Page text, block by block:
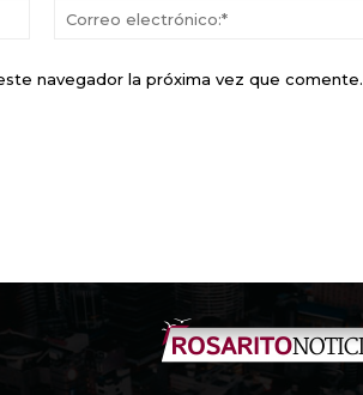
Nombre:*
navegador la próxima vez que comente.